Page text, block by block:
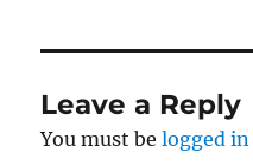
Leave a Reply
You must belogged in